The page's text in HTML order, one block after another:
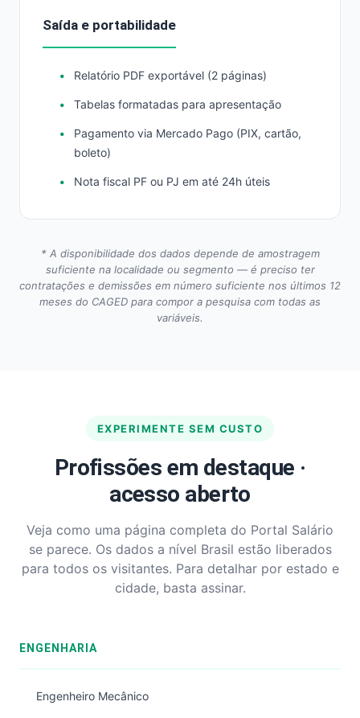
Saída e portabilidade
Relatório PDF exportável (2 páginas)
Tabelas formatadas para apresentação
Pagamento via Mercado Pago (PIX, cartão,
boleto)
Nota fiscal PF ou PJ em até 24h úteis
* A disponibilidade dos dados depende de amostragem
suficiente na localidade ou segmento — é preciso ter
contratações e demissões em número suficiente nos últimos 12
meses do CAGED para compor a pesquisa com todas as
variáveis.
EXPERIMENTE SEM CUSTO
Profissões em destaque ·
acesso aberto
Veja como uma página completa do Portal Salário
se parece. Os dados a nível Brasil estão liberados
para todos os visitantes. Para detalhar por estado e
cidade, basta assinar.
ENGENHARIA
Engenheiro Mecânico